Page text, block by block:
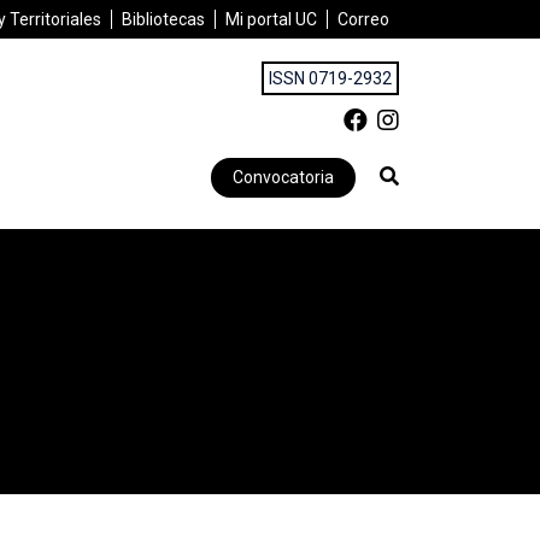
Territoriales Bibliotecas Mi portal UC Correo
ISSN 0719-2932
Convocatoria